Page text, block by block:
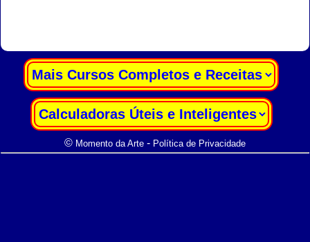
© Momento da Arte- Política de Privacidade